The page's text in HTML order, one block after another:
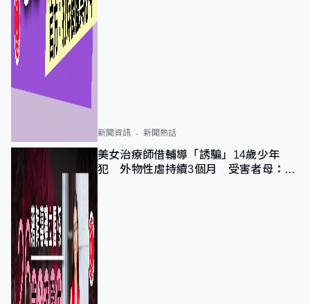
新聞資訊 新聞熱話
美女治療師借輔導「誘騙」14歲少年
犯 外物性虐持續3個月 受害者母：要